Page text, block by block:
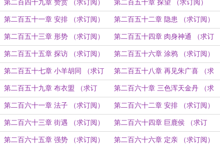
订阅）
第二百四十九章 赞赏 （求订阅） 第二百五十章 探望 （求订阅）
第二百五十一章 安排 （求订阅） 第二百五十二章 隐患 （求订阅）
第二百五十三章 形势 （求订阅） 第二百五十四章 肉身神通 （求订
阅）
第二百五十五章 探访 （求订阅） 第二百五十六章 涂鸦 （求订阅）
第二百五十七章 小羊胡同 （求订
阅）
第二百五十八章 再见朱广喜 （求
订阅）
第二百五十九章 布衣盟 （求订
阅）
第二百六十章 三色浑天金丹 （求
订阅）
第二百六十一章 法子 （求订阅） 第二百六十二章 安排 （求订阅）
第二百六十三章 街遇 （求订阅） 第二百六十四章 巨鹿侯 （求订
阅）
第二百六十五章 强势 （求订阅） 第二百六十六章 定亲 （求订阅）